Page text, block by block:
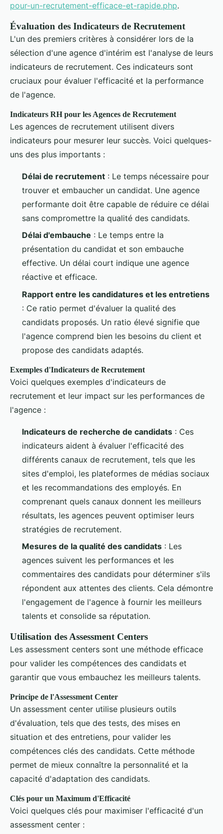
pour-un-recrutement-efficace-et-rapide.php.
Évaluation des Indicateurs de Recrutement
L'un des premiers critères à considérer lors de la
sélection d'une agence d'intérim est l'analyse de leurs
indicateurs de recrutement. Ces indicateurs sont
cruciaux pour évaluer l'efficacité et la performance
de l'agence.
Indicateurs RH pour les Agences de Recrutement
Les agences de recrutement utilisent divers
indicateurs pour mesurer leur succès. Voici quelques-
uns des plus importants :
Délai de recrutement : Le temps nécessaire pour
trouver et embaucher un candidat. Une agence
performante doit être capable de réduire ce délai
sans compromettre la qualité des candidats.
Délai d'embauche : Le temps entre la
présentation du candidat et son embauche
effective. Un délai court indique une agence
réactive et efficace.
Rapport entre les candidatures et les entretiens
: Ce ratio permet d'évaluer la qualité des
candidats proposés. Un ratio élevé signifie que
l'agence comprend bien les besoins du client et
propose des candidats adaptés.
Exemples d'Indicateurs de Recrutement
Voici quelques exemples d'indicateurs de
recrutement et leur impact sur les performances de
l'agence :
Indicateurs de recherche de candidats : Ces
indicateurs aident à évaluer l'efficacité des
différents canaux de recrutement, tels que les
sites d'emploi, les plateformes de médias sociaux
et les recommandations des employés. En
comprenant quels canaux donnent les meilleurs
résultats, les agences peuvent optimiser leurs
stratégies de recrutement.
Mesures de la qualité des candidats : Les
agences suivent les performances et les
commentaires des candidats pour déterminer s'ils
répondent aux attentes des clients. Cela démontre
l'engagement de l'agence à fournir les meilleurs
talents et consolide sa réputation.
Utilisation des Assessment Centers
Les assessment centers sont une méthode efficace
pour valider les compétences des candidats et
garantir que vous embauchez les meilleurs talents.
Principe de l'Assessment Center
Un assessment center utilise plusieurs outils
d'évaluation, tels que des tests, des mises en
situation et des entretiens, pour valider les
compétences clés des candidats. Cette méthode
permet de mieux connaître la personnalité et la
capacité d'adaptation des candidats.
Clés pour un Maximum d'Efficacité
Voici quelques clés pour maximiser l'efficacité d'un
assessment center :